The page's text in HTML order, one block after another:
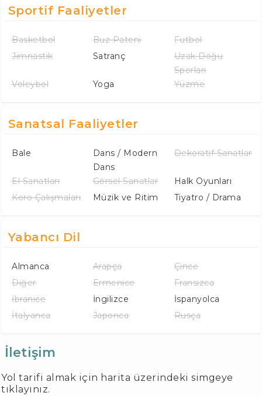
Sportif Faaliyetler
Basketbol Buz Pateni
Futbol
Jimnastik
Satranç
Uzak Doğu
Sporları
Voleybol
Yoga Yüzme
Sanatsal Faaliyetler
Bale
Dans / Modern
Dans
Dekoratif Sanatlar
El Sanatları Görsel Sanatlar
Halk Oyunları
Koro Çalışmaları
Müzik ve Ritim Tiyatro / Drama
Yabancı Dil
Almanca Arapça
Çince
Diğer
Ermenice
Fransızca
İbranice
İngilizce
İspanyolca
İtalyanca
Japonca Rusça
İletişim
Yol tarifi almak için harita üzerindeki simgeye
tıklayınız.